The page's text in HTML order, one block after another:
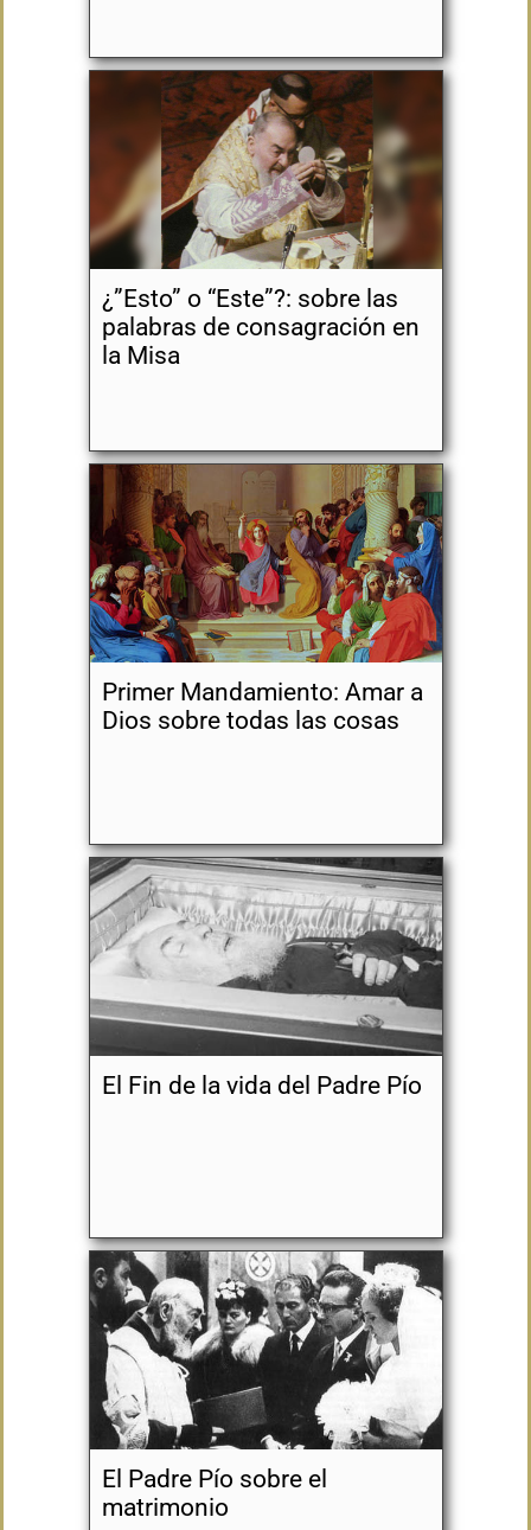
¿”Esto” o “Este”?: sobre las
palabras de consagración en
la Misa
Primer Mandamiento: Amar a
Dios sobre todas las cosas
El Fin de la vida del Padre Pío
El Padre Pío sobre el
matrimonio